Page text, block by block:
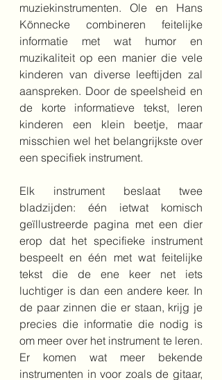
muziekinstrumenten. Ole en Hans
Könnecke combineren feitelijke
informatie met wat humor en
muzikaliteit op een manier die vele
kinderen van diverse leeftijden zal
aanspreken. Door de speelsheid en
de korte informatieve tekst, leren
kinderen een klein beetje, maar
misschien wel het belangrijkste over
een specifiek instrument.
Elk instrument beslaat twee
bladzijden: één ietwat komisch
geïllustreerde pagina met een dier
erop dat het specifieke instrument
bespeelt en één met wat feitelijke
tekst die de ene keer net iets
luchtiger is dan een andere keer. In
de paar zinnen die er staan, krijg je
precies die informatie die nodig is
om meer over het instrument te leren.
Er komen wat meer bekende
instrumenten in voor zoals de gitaar,